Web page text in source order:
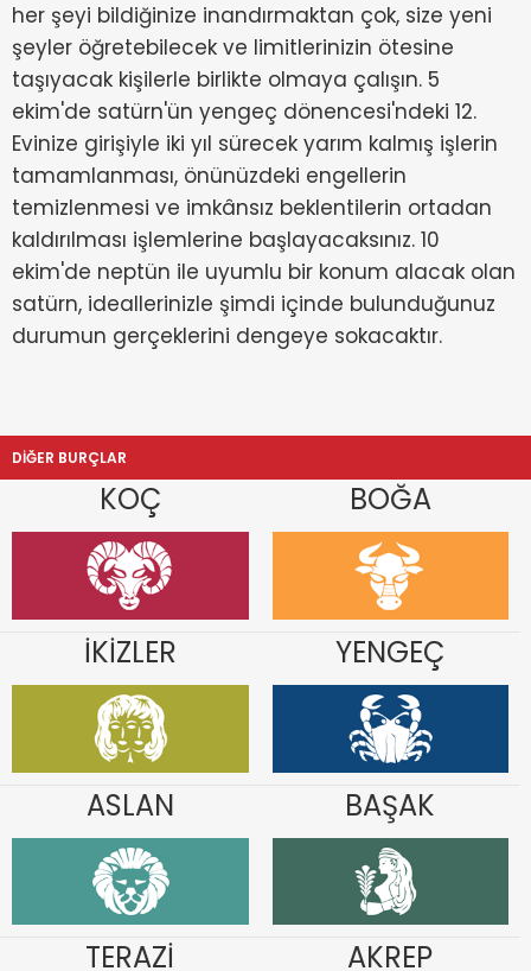
her şeyi bildiğinize inandırmaktan çok, size yeni
şeyler öğretebilecek ve limitlerinizin ötesine
taşıyacak kişilerle birlikte olmaya çalışın. 5
ekim'de satürn'ün yengeç dönencesi'ndeki 12.
Evinize girişiyle iki yıl sürecek yarım kalmış işlerin
tamamlanması, önünüzdeki engellerin
temizlenmesi ve imkânsız beklentilerin ortadan
kaldırılması işlemlerine başlayacaksınız. 10
ekim'de neptün ile uyumlu bir konum alacak olan
satürn, ideallerinizle şimdi içinde bulunduğunuz
durumun gerçeklerini dengeye sokacaktır.
DİĞER BURÇLAR
KOÇ BOĞA
İKİZLER YENGEÇ
ASLAN BAŞAK
TERAZİ AKREP